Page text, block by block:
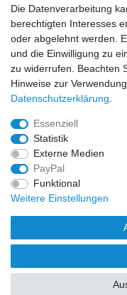
Zahlung und
Die Datenverarbeitung
berechtigten Interesses
oder abgelehnt werden.
und die Einwilligung zu
zu widerrufen. Beachten
Hinweise zur
Daten­schutz­erklärung
Essenziell
Statistik
Externe Medien
PayPal
Funktional
Weitere Einstellungen